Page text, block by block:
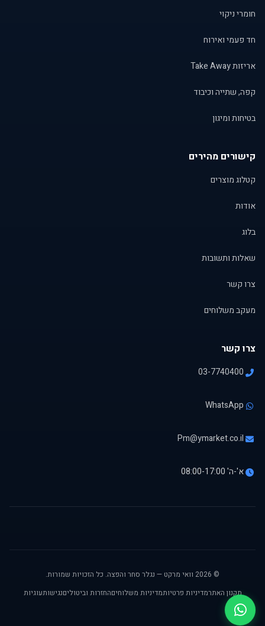
חומרי ניקוי
חד פעמי ואירוח
אריזות Take Away
קפה, שתייה וכיבוד
בטיחות ומיגון
קישורים מהירים
קטלוג מוצרים
אודות
בלוג
שאלות ותשובות
צרו קשר
מעקב משלוחים
צרו קשר
03-7740400
WhatsApp
Pm@ymarket.co.il
א'-ה' 08:00-17:00
© 2026 וואי מרקט — נגלר סחר והפצה. כל הזכויות שמורות.
תקנון האתרמדיניות פרטיותמדיניות משלוחיםהחזרות וביטוליםנגישותעוגיות